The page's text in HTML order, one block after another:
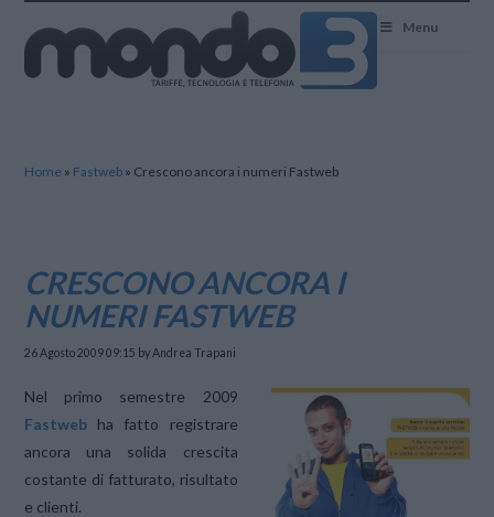
Menu
Home » Fastweb » Crescono ancora i numeri Fastweb
CRESCONO ANCORA I
NUMERI FASTWEB
26 Agosto 2009 09:15 by Andrea Trapani
Nel primo semestre 2009
Fastweb ha fatto registrare
ancora una solida crescita
costante di fatturato, risultato
e clienti.